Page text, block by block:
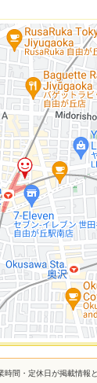
間・定休日が掲載情報